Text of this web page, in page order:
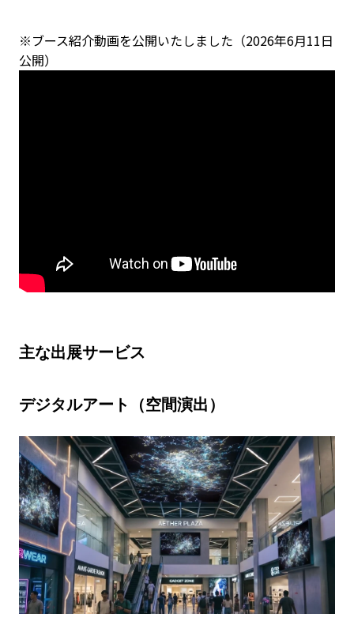
※ブース紹介動画を公開いたしました（2026年6月11日
公開）
主な出展サービス
デジタルアート（空間演出）